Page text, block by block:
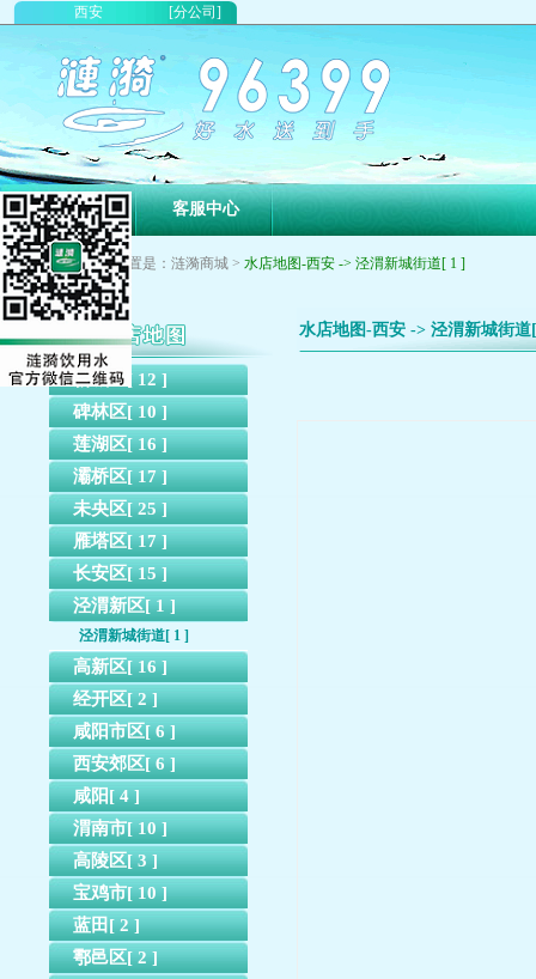
[分公司]
西安
首页 客服中心
您现在的位置是：涟漪商城 > 水店地图-西安 -> 泾渭新城街道[ 1 ]
新城区[ 12 ]
碑林区[ 10 ]
莲湖区[ 16 ]
灞桥区[ 17 ]
未央区[ 25 ]
雁塔区[ 17 ]
长安区[ 15 ]
泾渭新区[ 1 ]
泾渭新城街道[ 1 ]
高新区[ 16 ]
经开区[ 2 ]
咸阳市区[ 6 ]
西安郊区[ 6 ]
咸阳[ 4 ]
渭南市[ 10 ]
高陵区[ 3 ]
宝鸡市[ 10 ]
蓝田[ 2 ]
鄠邑区[ 2 ]
水店地图-西安 -> 泾渭新城街道